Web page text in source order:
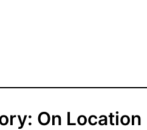
On Location